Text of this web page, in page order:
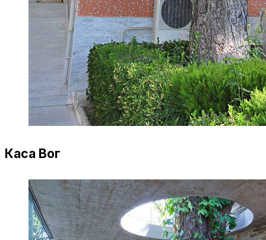
Каса Вог